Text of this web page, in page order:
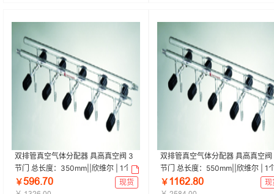
双排管真空气体分配器 具高真空阀 3
节门 总长度：350mm||欣维尔 | 1个
￥œůƧŤƚř
现货
双排管真空气体分配器 具高真空阀
节门 总长度：550mm||欣维尔 | 1
￥ ǝǝƧſŤȬř
现